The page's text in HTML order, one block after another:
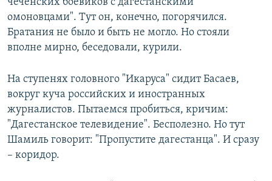
чеченских боевиков с дагестанскими
омоновцами". Тут он, конечно, погорячился.
Братания не было и быть не могло. Но стояли
вполне мирно, беседовали, курили.
На ступенях головного "Икаруса" сидит Басаев,
вокруг куча российских и иностранных
журналистов. Пытаемся пробиться, кричим:
"Дагестанское телевидение". Бесполезно. Но тут
Шамиль говорит: "Пропустите дагестанца". И сразу
– коридор.